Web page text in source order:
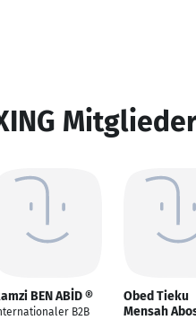
BEN ABİD ®
B2B
Obed Tieku
Mensah